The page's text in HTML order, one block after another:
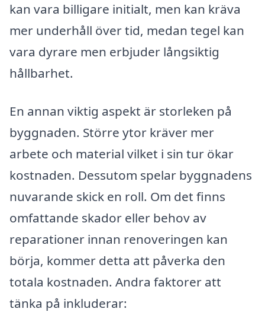
kan vara billigare initialt, men kan kräva
mer underhåll över tid, medan tegel kan
vara dyrare men erbjuder långsiktig
hållbarhet.
En annan viktig aspekt är storleken på
byggnaden. Större ytor kräver mer
arbete och material vilket i sin tur ökar
kostnaden. Dessutom spelar byggnadens
nuvarande skick en roll. Om det finns
omfattande skador eller behov av
reparationer innan renoveringen kan
börja, kommer detta att påverka den
totala kostnaden. Andra faktorer att
tänka på inkluderar: